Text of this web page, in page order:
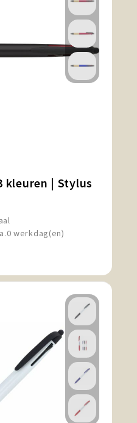
kleuren | Stylus
werkdag(en)